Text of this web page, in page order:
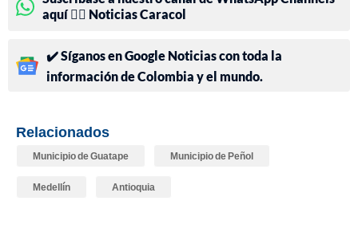
aquí 👉🏻 Noticias Caracol
✔️ Síganos en Google Noticias con toda la
información de Colombia y el mundo.
Relacionados
Municipio de Guatape Municipio de Peñol
Medellín Antioquia